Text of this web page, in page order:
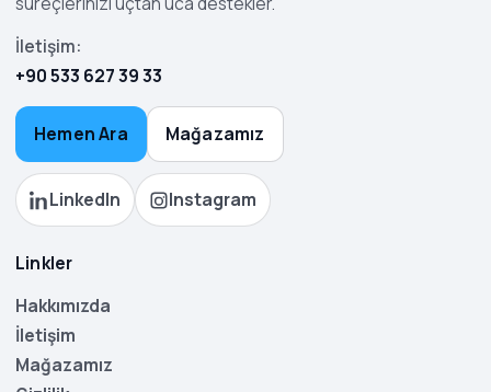
İletişim:
+90 533 627 39 33
Hemen Ara Mağazamız
LinkedIn Instagram
Linkler
Hakkımızda
İletişim
Mağazamız